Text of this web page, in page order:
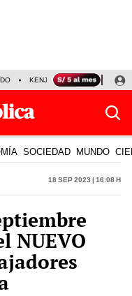
KENJI FUJIMORI
SOCIEDAD MUNDO
18 Sep 2023 | 16:08 h
NUEVO